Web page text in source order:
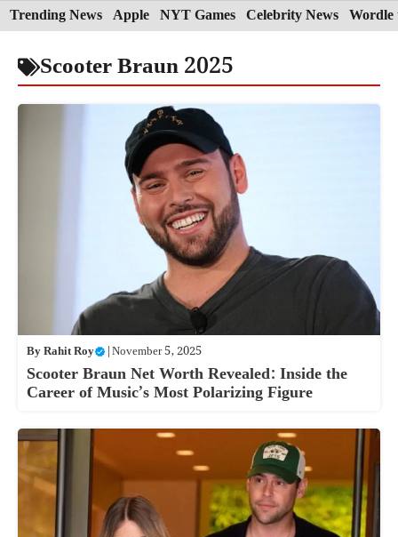
Skip
to
content
Trending News Apple NYT Games Celebrity News Wordle
Scooter Braun 2025
ByRahit Roy |November 5, 2025
Scooter Braun Net Worth Revealed: Inside the
Career of Music’s Most Polarizing Figure